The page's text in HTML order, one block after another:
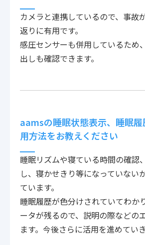
カメラと連携しているので、事故
返りに有用です。
感圧センサーも併用しているため
出しも確認できます。
aamsの睡眠状態表示、睡眠
用方法をお教えください
睡眠リズムや寝ている時間の確認
し、寝かせきり等になっていない
ています。
睡眠履歴が色分けされていてわか
ータが残るので、説明の際などの
ます。今後さらに活用を進めてい